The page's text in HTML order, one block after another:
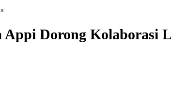
Dorong Kolaborasi